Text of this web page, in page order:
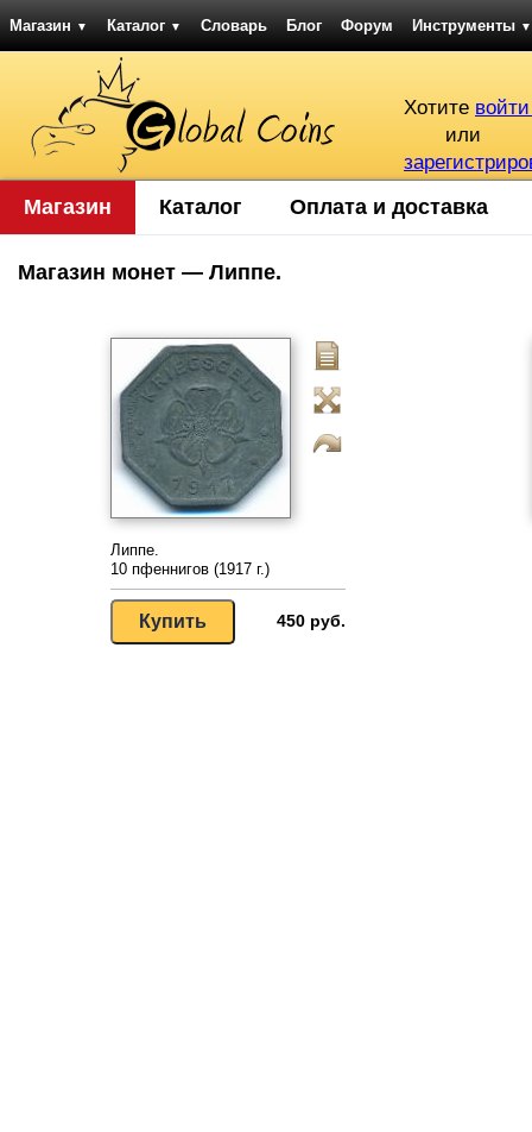
Магазин ▼ Каталог ▼ Словарь Блог Форум Инструменты ▼
Хотите
или
Магазин Каталог Оплата и доставка
Магазин монет — Липпе.
Липпе.
10 пфеннигов (1917 г.)
450 руб.